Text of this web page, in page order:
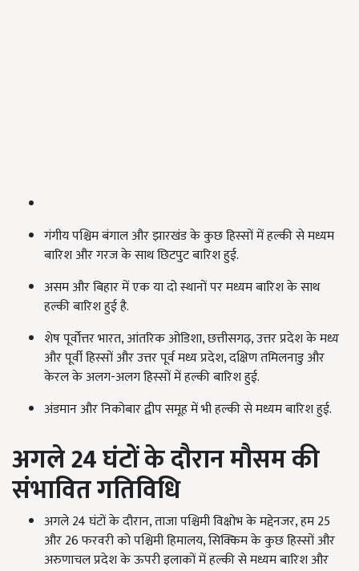
गंगीय पश्चिम बंगाल और झारखंड के कुछ हिस्सों में हल्की से मध्यम
बारिश और गरज के साथ छिटपुट बारिश हुई.
असम और बिहार में एक या दो स्थानों पर मध्यम बारिश के साथ
हल्की बारिश हुई है.
शेष पूर्वोत्तर भारत,आंतरिक ओडिशा,छत्तीसगढ़,उत्तर प्रदेश के मध्य
और पूर्वी हिस्सों और उत्तर पूर्व मध्य प्रदेश,दक्षिण तमिलनाडु और
केरल के अलग-अलग हिस्सों में हल्की बारिश हुई.
अंडमान और निकोबार द्वीप समूह में भी हल्की से मध्यम बारिश हुई.
अगले24घंटों के दौरान मौसम की
संभावित गतिविधि
अगले24घंटों के दौरान,ताजा पश्चिमी विक्षोभ के मद्देनजर,हम25
और26फरवरी को पश्चिमी हिमालय,सिक्किम के कुछ हिस्सों और
अरुणाचल प्रदेश के ऊपरी इलाकों में हल्की से मध्यम बारिश और